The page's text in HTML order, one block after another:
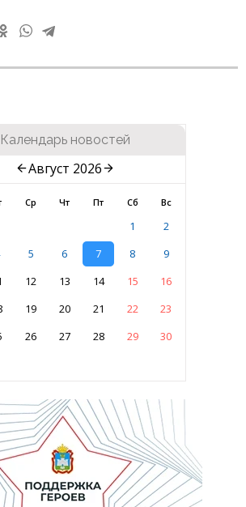
Календарь новостей
Август 2026
Ср Чт Пт Сб Вс
1
2
5 6 7 8
9
12 13 14 15
16
19 20 21 22
23
26 27 28 29
30